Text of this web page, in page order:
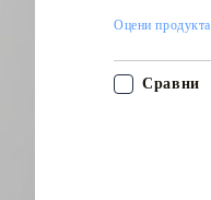
Оцени продукта
Сравни